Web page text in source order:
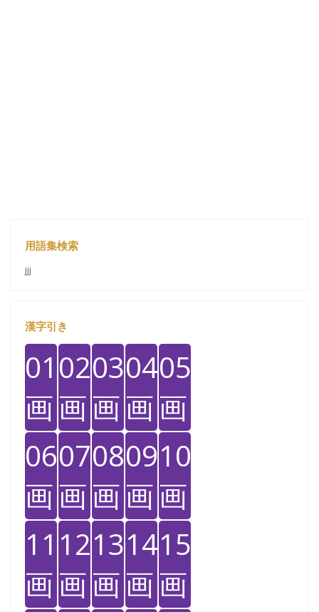
用語集検索
jjj
漢字引き
01
画
02
画
03
画
04
画
05
画
06
画
07
画
08
画
09
画
10
画
11
画
12
画
13
画
14
画
15
画